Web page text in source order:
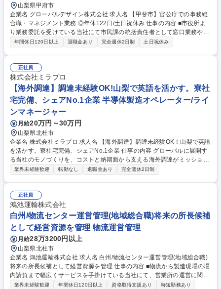
山梨県甲府市
企業名 グローバルデザイン株式会社 求人名 【甲斐市】官公庁での事務総
合職・マネジメント業務 ◎年休122日/土日祝休み 仕事の内容 ■市役所よ
り業務委託を受けている当社にて市民課の統括責任者として窓口業務や各
種管理者業務（マニュアル作成、資料作成、現場スタッフの管理、お客様
今回は、管理者を募集いたします。 ※まずは一スタッフとしてお任せ。仕
事を覚えてからのスタートですのでご安心下さい。 【やりがい】 ■委託業
者としての立場だからこそできる仕事があります。 業務効率化・品質向上
に向けた課題点や問題点へのアプローチを通して、自治体業務を支援しま
す。 募集職種 【甲斐市】官公庁での事務総合職・マネジメント業務 ◎年
休122日/土日祝休み
年間休日120日以上 退職金あり 完全週休2日制 土日祝休み
正社員
株式会社ミラプロ
【海外調達】調達未経験OK!山梨で英語を活かす。寮社
宅完備、シェアNo.1企業 半導体製造オペレーター/ライ
ンマネージャー
月給20万円～30万円
山梨県北杜市
企業名 株式会社ミラプロ 求人名 【海外調達】調達未経験OK！山梨で英語
を活かす。寮社宅完備、シェアNo.1企業 仕事の内容 グローバルに展開す
る当社のモノづくりを、コストと納期面から支える海外調達がミッション
です。山梨本社の内勤ポジションで、英語力を活かし海外取引先とのやり
の推進 ■新規取引先（海外）の開拓 募集職種 【海外調達】調達未経験O
K！山梨で英語を活かす。寮社宅完備、シェアNo.1企業
業界未経験歓迎 転勤なし 退職金あり 完全週休2日制
正社員
鴻池運輸株式会社
白州/物流センター運営管理(地域総合職)将来の所長候補
として経営資源を管理 物流運営管理
月給28万3200円以上
山梨県北杜市
企業名 鴻池運輸株式会社 求人名 白州/物流センター運営管理(地域総合職)
将来の所長候補として経営資源を管理 仕事の内容 ■物流から製造現場の場
内請負まで幅広くサービスを手掛けている当社にて、営業所の運営に関す
る管理業務全般をお任せします。 ■業務は幅広いですが、入社後に先輩社
業界未経験歓迎 年間休日120日以上 資格取得支援あり
時短勤務あり